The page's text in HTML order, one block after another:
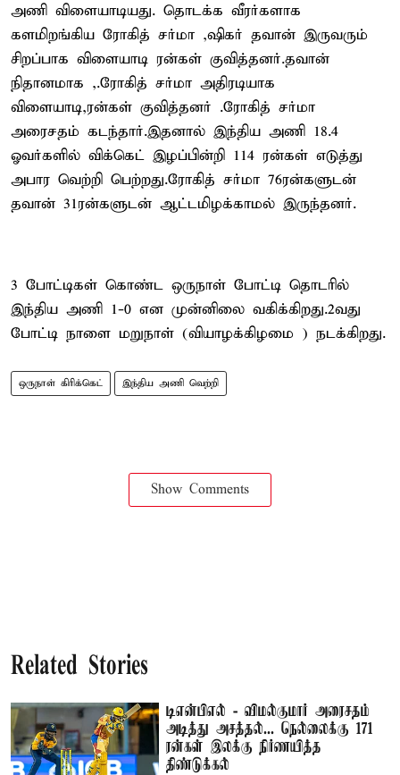
அணி விளையாடியது. தொடக்க வீரர்களாக
களமிறங்கிய ரோகித் சர்மா ,ஷிகர் தவான் இருவரும்
சிறப்பாக விளையாடி ரன்கள் குவித்தனர்.தவான்
நிதானமாக ,.ரோகித் சர்மா அதிரடியாக
விளையாடி,ரன்கள் குவித்தனர் .ரோகித் சர்மா
அரைசதம் கடந்தார்.இதனால் இந்திய அணி 18.4
ஓவர்களில் விக்கெட் இழப்பின்றி 114 ரன்கள் எடுத்து
அபார வெற்றி பெற்றது.ரோகித் சர்மா 76ரன்களுடன்
தவான் 31ரன்களுடன் ஆட்டமிழக்காமல் இருந்தனர்.
3 போட்டிகள் கொண்ட ஒருநாள் போட்டி தொடரில்
இந்திய அணி 1-0 என முன்னிலை வகிக்கிறது.2வது
போட்டி நாளை மறுநாள் (வியாழக்கிழமை ) நடக்கிறது.
ஒருநாள் கிரிக்கெட் இந்திய அணி வெற்றி
Show Comments
Related Stories
டிஎன்பிஎல் - விமல்குமார் அரைசதம்
அடித்து அசத்தல்... நெல்லைக்கு 171
ரன்கள் இலக்கு நிர்ணயித்த
திண்டுக்கல்